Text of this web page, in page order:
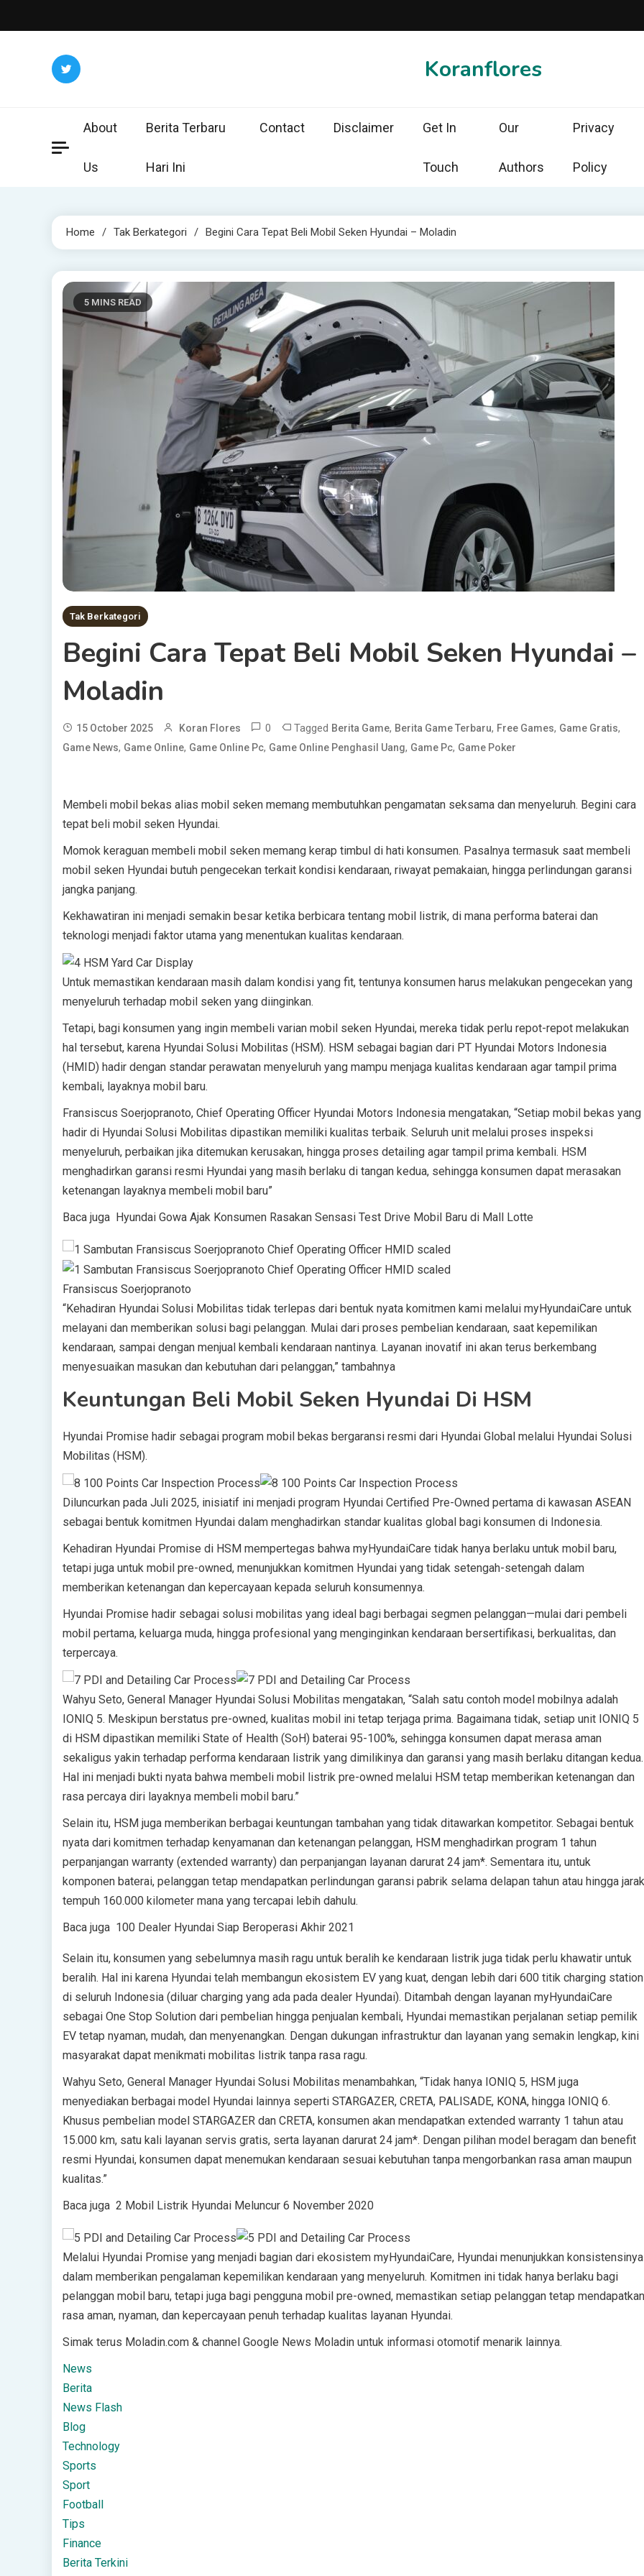
to
Koranflores
About
Us
Berita Terbaru
Hari Ini
Contact Disclaimer Get In
Touch
Our
Authors
Privacy
Policy
Home Tak Berkategori Begini Cara Tepat Beli Mobil Seken Hyundai – Moladin
5 MINS READ
Tak Berkategori
Begini Cara Tepat Beli Mobil Seken Hyundai –
Moladin
15 October 2025 Koran Flores 0 Tagged Berita Game, Berita Game Terbaru, Free Games, Game Gratis,
Game News, Game Online, Game Online Pc, Game Online Penghasil Uang, Game Pc, Game Poker
Membeli mobil bekas alias mobil seken memang membutuhkan pengamatan seksama dan menyeluruh. Begini cara
tepat beli mobil seken Hyundai.
Momok keraguan membeli mobil seken memang kerap timbul di hati konsumen. Pasalnya termasuk saat membeli
mobil seken Hyundai butuh pengecekan terkait kondisi kendaraan, riwayat pemakaian, hingga perlindungan garansi
jangka panjang.
Kekhawatiran ini menjadi semakin besar ketika berbicara tentang mobil listrik, di mana performa baterai dan
teknologi menjadi faktor utama yang menentukan kualitas kendaraan.
Untuk memastikan kendaraan masih dalam kondisi yang fit, tentunya konsumen harus melakukan pengecekan yang
menyeluruh terhadap mobil seken yang diinginkan.
Tetapi, bagi konsumen yang ingin membeli varian mobil seken Hyundai, mereka tidak perlu repot-repot melakukan
hal tersebut, karena Hyundai Solusi Mobilitas (HSM). HSM sebagai bagian dari PT Hyundai Motors Indonesia
(HMID) hadir dengan standar perawatan menyeluruh yang mampu menjaga kualitas kendaraan agar tampil prima
kembali, layaknya mobil baru.
Fransiscus Soerjopranoto, Chief Operating Officer Hyundai Motors Indonesia mengatakan, “Setiap mobil bekas yang
hadir di Hyundai Solusi Mobilitas dipastikan memiliki kualitas terbaik. Seluruh unit melalui proses inspeksi
menyeluruh, perbaikan jika ditemukan kerusakan, hingga proses detailing agar tampil prima kembali. HSM
menghadirkan garansi resmi Hyundai yang masih berlaku di tangan kedua, sehingga konsumen dapat merasakan
ketenangan layaknya membeli mobil baru”
Baca juga Hyundai Gowa Ajak Konsumen Rasakan Sensasi Test Drive Mobil Baru di Mall Lotte
Fransiscus Soerjopranoto
“Kehadiran Hyundai Solusi Mobilitas tidak terlepas dari bentuk nyata komitmen kami melalui myHyundaiCare untuk
melayani dan memberikan solusi bagi pelanggan. Mulai dari proses pembelian kendaraan, saat kepemilikan
kendaraan, sampai dengan menjual kembali kendaraan nantinya. Layanan inovatif ini akan terus berkembang
menyesuaikan masukan dan kebutuhan dari pelanggan,” tambahnya
Keuntungan Beli Mobil Seken Hyundai Di HSM
Hyundai Promise hadir sebagai program mobil bekas bergaransi resmi dari Hyundai Global melalui Hyundai Solusi
Mobilitas (HSM).
Diluncurkan pada Juli 2025, inisiatif ini menjadi program Hyundai Certified Pre-Owned pertama di kawasan ASEAN
sebagai bentuk komitmen Hyundai dalam menghadirkan standar kualitas global bagi konsumen di Indonesia.
Kehadiran Hyundai Promise di HSM mempertegas bahwa myHyundaiCare tidak hanya berlaku untuk mobil baru,
tetapi juga untuk mobil pre-owned, menunjukkan komitmen Hyundai yang tidak setengah-setengah dalam
memberikan ketenangan dan kepercayaan kepada seluruh konsumennya.
Hyundai Promise hadir sebagai solusi mobilitas yang ideal bagi berbagai segmen pelanggan—mulai dari pembeli
mobil pertama, keluarga muda, hingga profesional yang menginginkan kendaraan bersertifikasi, berkualitas, dan
terpercaya.
Wahyu Seto, General Manager Hyundai Solusi Mobilitas mengatakan, “Salah satu contoh model mobilnya adalah
IONIQ 5. Meskipun berstatus pre-owned, kualitas mobil ini tetap terjaga prima. Bagaimana tidak, setiap unit IONIQ 5
di HSM dipastikan memiliki State of Health (SoH) baterai 95-100%, sehingga konsumen dapat merasa aman
sekaligus yakin terhadap performa kendaraan listrik yang dimilikinya dan garansi yang masih berlaku ditangan kedua.
Hal ini menjadi bukti nyata bahwa membeli mobil listrik pre-owned melalui HSM tetap memberikan ketenangan dan
rasa percaya diri layaknya membeli mobil baru.”
Selain itu, HSM juga memberikan berbagai keuntungan tambahan yang tidak ditawarkan kompetitor. Sebagai bentuk
nyata dari komitmen terhadap kenyamanan dan ketenangan pelanggan, HSM menghadirkan program 1 tahun
perpanjangan warranty (extended warranty) dan perpanjangan layanan darurat 24 jam*. Sementara itu, untuk
komponen baterai, pelanggan tetap mendapatkan perlindungan garansi pabrik selama delapan tahun atau hingga jarak
tempuh 160.000 kilometer mana yang tercapai lebih dahulu.
Baca juga 100 Dealer Hyundai Siap Beroperasi Akhir 2021
Selain itu, konsumen yang sebelumnya masih ragu untuk beralih ke kendaraan listrik juga tidak perlu khawatir untuk
beralih. Hal ini karena Hyundai telah membangun ekosistem EV yang kuat, dengan lebih dari 600 titik charging station
di seluruh Indonesia (diluar charging yang ada pada dealer Hyundai). Ditambah dengan layanan myHyundaiCare
sebagai One Stop Solution dari pembelian hingga penjualan kembali, Hyundai memastikan perjalanan setiap pemilik
EV tetap nyaman, mudah, dan menyenangkan. Dengan dukungan infrastruktur dan layanan yang semakin lengkap, kini
masyarakat dapat menikmati mobilitas listrik tanpa rasa ragu.
Wahyu Seto, General Manager Hyundai Solusi Mobilitas menambahkan, “Tidak hanya IONIQ 5, HSM juga
menyediakan berbagai model Hyundai lainnya seperti STARGAZER, CRETA, PALISADE, KONA, hingga IONIQ 6.
Khusus pembelian model STARGAZER dan CRETA, konsumen akan mendapatkan extended warranty 1 tahun atau
15.000 km, satu kali layanan servis gratis, serta layanan darurat 24 jam*. Dengan pilihan model beragam dan benefit
resmi Hyundai, konsumen dapat menemukan kendaraan sesuai kebutuhan tanpa mengorbankan rasa aman maupun
kualitas.”
Baca juga 2 Mobil Listrik Hyundai Meluncur 6 November 2020
Melalui Hyundai Promise yang menjadi bagian dari ekosistem myHyundaiCare, Hyundai menunjukkan konsistensinya
dalam memberikan pengalaman kepemilikan kendaraan yang menyeluruh. Komitmen ini tidak hanya berlaku bagi
pelanggan mobil baru, tetapi juga bagi pengguna mobil pre-owned, memastikan setiap pelanggan tetap mendapatkan
rasa aman, nyaman, dan kepercayaan penuh terhadap kualitas layanan Hyundai.
Simak terus Moladin.com & channel Google News Moladin untuk informasi otomotif menarik lainnya.
News
Berita
News Flash
Blog
Technology
Sports
Sport
Football
Tips
Finance
Berita Terkini